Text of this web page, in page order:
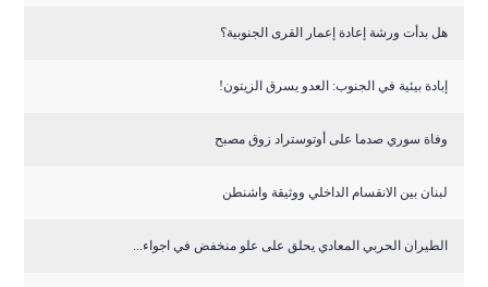
هل بدأت ورشة إعادة إعمار القرى الجنوبية؟
إبادة بيئية في الجنوب: العدو يسرق الزيتون!
وفاة سوري صدما على أوتوستراد زوق مصبح
لبنان بين الانقسام الداخلي ووثيقة واشنطن
الطيران الحربي المعادي يحلق على علو منخفض في اجواء...